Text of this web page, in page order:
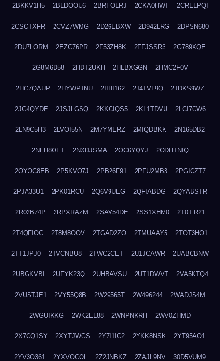
2BKKV1H5 2BLDOOU6 2BRHOLRJ 2CKA0HWT 2CRELPQI
2CSOTXFR 2CVZ7WMG 2D26EBXW 2D942LRG 2DPSN680
2DU7LORM 2EZC76PR 2F53ZH8K 2FFJSSR3 2G789XQE
2G8M6D58 2HDT2UKH 2HLBXGGN 2HMC2F0V
2HO7QAUP 2HYWPJNU 2IIHI162 2J4TVL9Q 2JDKS9WZ
2JG4QYDE 2JSJLGSQ 2KKCIQS5 2KL1TDVU 2LCI7CW6
2LN9C5H3 2LVOI55N 2M7YMERZ 2MIQDBKK 2N165DB2
2NFH8OET 2NXDJSMA 2OC6YQYJ 2ODHTNIQ
2OYOC8EB 2P5KVO7J 2PB26F91 2PFU2MB3 2PGICZT7
2PJA33U1 2PK01RCU 2Q6V9UEG 2QFIABDG 2QYABSTR
2R02B74P 2RPXRAZM 2SAV54DE 2SS1XHM0 2T0TIR21
2T4QFIOC 2T8M8OOV 2TGAD2ZO 2TMUAAY5 2TOT3HO1
2TT1JPJ0 2TVCNBU8 2TWC2CET 2U1JCAWR 2UABCBNW
2UBGKVBI 2UFYK23Q 2UHBAVSU 2UT1DWVT 2VA5KTQ4
2VUSTJE1 2VY55Q8B 2W29565T 2W496244 2WADJS4M
2WGUIKKG 2WK2EL88 2WNPNKRH 2WV0ZHMD
2X7CQ1SY 2XYTJWGS 2Y7I1IC2 2YKK8NSK 2YT95AO1
2YV3O361 2YXVOCOL 2Z2JNBKZ 2ZAJL9NV 30D5VUM9